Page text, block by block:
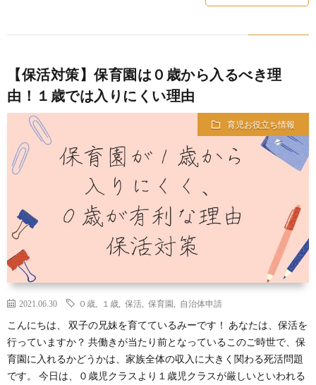
【保活対策】保育園は０歳から入るべき理
由！１歳では入りにくい理由
育児お役立ち情報
2021.06.30 ０歳 １歳 保活 保育園 自治体申請
こんにちは、 双子の兄妹を育てているみーです！ あなたは、保活を
行っていますか？ 共働きが当たり前となっているこのご時世で、保
育園に入れるかどうかは、家族全体の収入に大きく関わる死活問題
です。 今日は、０歳児クラスより１歳児クラスが厳しいといわれる